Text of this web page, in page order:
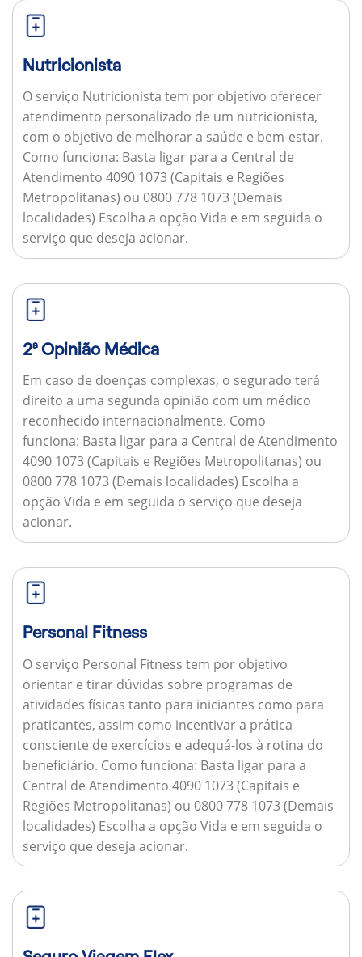
Nutricionista
O serviço Nutricionista tem por objetivo oferecer
atendimento personalizado de um nutricionista,
com o objetivo de melhorar a saúde e bem-estar.
Como funciona: Basta ligar para a Central de
Atendimento 4090 1073 (Capitais e Regiões
Metropolitanas) ou 0800 778 1073 (Demais
localidades) Escolha a opção Vida e em seguida o
serviço que deseja acionar.
2ª Opinião Médica
Em caso de doenças complexas, o segurado terá
direito a uma segunda opinião com um médico
reconhecido internacionalmente. Como
funciona: Basta ligar para a Central de Atendimento
4090 1073 (Capitais e Regiões Metropolitanas) ou
0800 778 1073 (Demais localidades) Escolha a
opção Vida e em seguida o serviço que deseja
acionar.
Personal Fitness
O serviço Personal Fitness tem por objetivo
orientar e tirar dúvidas sobre programas de
atividades físicas tanto para iniciantes como para
praticantes, assim como incentivar a prática
consciente de exercícios e adequá-los à rotina do
beneficiário. Como funciona: Basta ligar para a
Central de Atendimento 4090 1073 (Capitais e
Regiões Metropolitanas) ou 0800 778 1073 (Demais
localidades) Escolha a opção Vida e em seguida o
serviço que deseja acionar.